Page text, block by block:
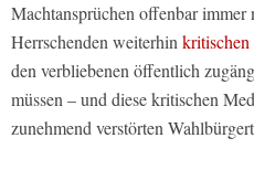
Machtansprüchen offenbar
Herrschenden weiterhin
den verbliebenen öffentlich
müssen – und diese kritischen
zunehmend verstörten